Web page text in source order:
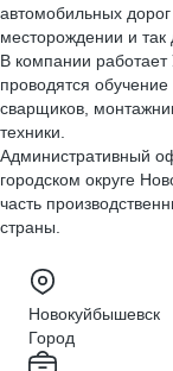
автомобильных
месторождении и так
В компании работает
проводятся
сварщиков,
техники.
Административный
городском округе
часть
страны.
Новокуйбышевск
Город